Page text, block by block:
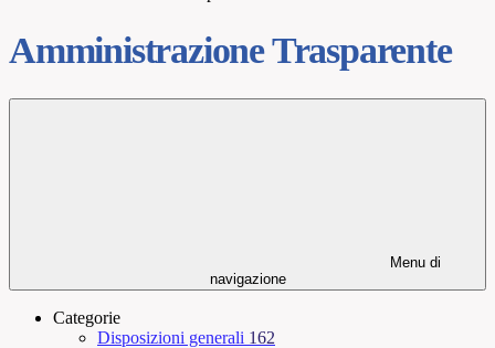
Amministrazione Trasparente
Menu di
navigazione
Categorie
Disposizioni generali 162